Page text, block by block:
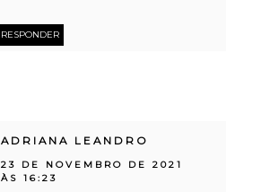
RESPONDER
ADRIANA LEANDRO
23 DE NOVEMBRO DE 2021
ÀS 16:23